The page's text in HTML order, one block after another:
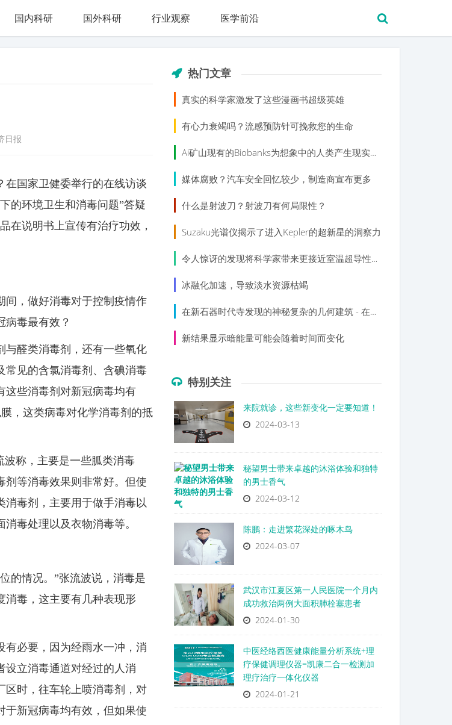
国内科研 国外科研 行业观察 医学前沿
日报
在国家卫健委举行的在线访谈
的环境卫生和消毒问题”答疑
在说明书上宣传有治疗功效，
间，做好消毒对于控制疫情作
病毒最有效？
与醛类消毒剂，还有一些氧化
常见的含氯消毒剂、含碘消毒
些消毒剂对新冠病毒均有
，这类病毒对化学消毒剂的抵
波称，主要是一些胍类消毒
剂等消毒效果则非常好。但使
消毒剂，主要用于做手消毒以
毒处理以及衣物消毒等。
的情况。”张流波说，消毒是
消毒，这主要有几种表现形
有必要，因为经雨水一冲，消
设立消毒通道对经过的人消
时，往车轮上喷消毒剂，对
于新冠病毒均有效，但如果使
热门文章
真实的科学家激发了这些漫画书超级英雄
有心力衰竭吗？流感预防针可挽救您的生命
Ai矿山现有的Biobanks为想象中的人类产生现实基因组
媒体腐败？汽车安全回忆较少，制造商宣布更多
什么是射波刀？射波刀有何局限性？
Suzaku光谱仪揭示了进入Kepler的超新星的洞察力
令人惊讶的发现将科学家带来更接近室温超导性的一步
冰融化加速，导致淡水资源枯竭
在新石器时代寺发现的神秘复杂的几何建筑 - 在巨石阵前建造了6000年
新结果显示暗能量可能会随着时间而变化
特别关注
来院就诊，这些新变化一定要知道！
2024-03-13
秘望男士带来卓越的沐浴体验和独特
的男士香气
2024-03-12
陈鹏：走进繁花深处的啄木鸟
2024-03-07
武汉市江夏区第一人民医院一个月内
成功救治两例大面积肺栓塞患者
2024-01-30
中医经络西医健康能量分析系统+理
疗保健调理仪器=凯康二合一检测加
理疗治疗一体化仪器
2024-01-21